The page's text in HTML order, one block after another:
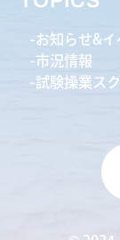
お知らせ&イ
市況情報
試験操業ス